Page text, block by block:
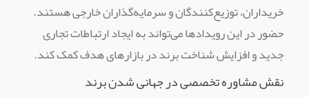
خریداران، توزیع‌کنندگان و سرمایه‌گذاران خارجی هستند.
حضور در این رویدادها می‌تواند به ایجاد ارتباطات تجاری
جدید و افزایش شناخت برند در بازارهای هدف کمک کند.
نقش مشاوره تخصصی در جهانی شدن برند